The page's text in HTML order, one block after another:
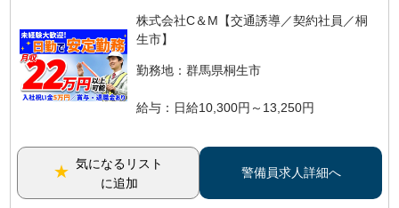
株式会社C＆M【交通誘導／契約社員／桐
生市】
勤務地：群馬県桐生市
給与：日給10,300円～13,250円
気になるリスト
に追加
警備員求人詳細へ